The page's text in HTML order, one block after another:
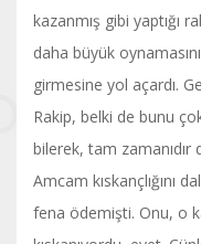
kazanmış gibi yaptığı
daha büyük
girmesine yol açardı.
Rakip, belki de bunu
bilerek, tam
Amcam kıskançlığını
fena ödemişti. Onu, o